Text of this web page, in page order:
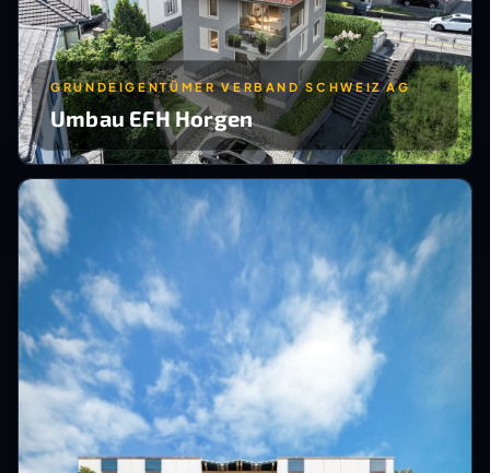
GRUNDEIGENTÜMER VERBAND SCHWEIZ AG
Umbau EFH Horgen